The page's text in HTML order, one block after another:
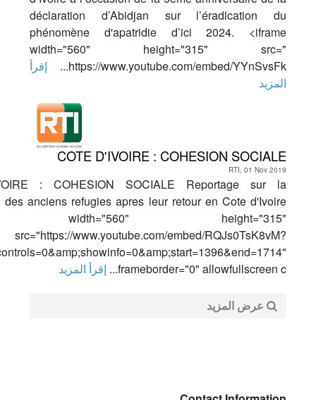
déclaration d’Abidjan sur l’éradication du
phénomène d'apatridie d’ici 2024. <iframe
width="560" height="315" src="
https://www.youtube.com/embed/YYnSvsFk...
إقرأ
المزيد
COTE D'IVOIRE : COHESION SOCIALE
RTI, 01 Nov 2019
: COHESION SOCIALE Reportage sur la
des anciens refugies apres leur retour en Cote d'Ivoire
width="560" height="315"
src="https://www.youtube.com/embed/RQJs0TsK8vM?
frameborder="0" allowfullscreen c...
إقرأ المزيد
عرض المزيد